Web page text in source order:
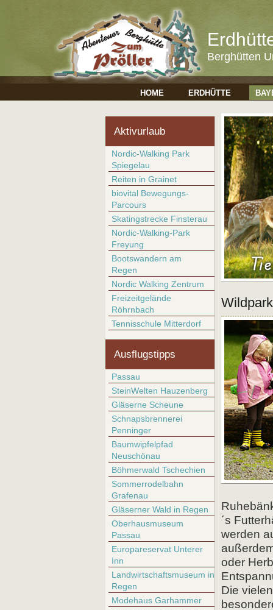
Berghütten
HOME ERDHÜTTE
Aktivurlaub
Nordic-Walking Park
Spiegelau
Reiten in Grainet
biovital Bewegungs-
Parcours
Skatingstrecke Finsterau
Nordic-Walking-Park
Freyung
Bootswandern am
Regen
Nordic Walking Zentrum
Freizeitgelände
Röhrnbach
Tennisschule Mitterdorf
Ausflugstipps
Passau
SteinWelten Hauzenberg
Gläserne Scheune
Schnapsbrennerei
Penninger
Baumwipfelpfad
Neuschönau
Böhmerwald Tschechien
Sommerrodelbahn
Grafenau
Gläserner Wald in Regen
Oberhausmuseum
Passau
Europareservat Unterer
Inn
Landwirtschaftsmuseum in
Regen
Modehaus Garhammer
´s
werden
oder
Die